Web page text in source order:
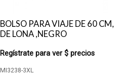
BOLSO PARA VIAJE DE 60 CM,
DE LONA ,NEGRO
Regístrate para ver $ precios
MI3238-3XL